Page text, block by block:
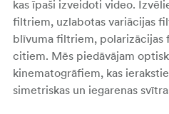
kas īpaši izveidoti video.
filtriem, uzlabotas variācijas
blīvuma filtriem, polarizācijas
citiem. Mēs piedāvājam
kinematogrāfiem, kas
simetriskas un iegarenas